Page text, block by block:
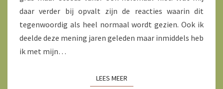
daar verder bij opvalt zijn de reacties waarin dit
tegenwoordig als heel normaal wordt gezien. Ook ik
deelde deze mening jaren geleden maar inmiddels heb
ik met mijn…
LEES MEERLEES MEER